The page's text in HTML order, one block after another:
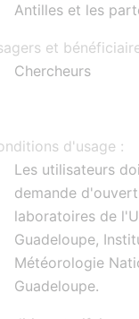
Antilles et les
et
Chercheurs
d'usage :
Les utilisateurs
demande
laboratoires de
Guadeloupe,
Météorologie
Guadeloupe.